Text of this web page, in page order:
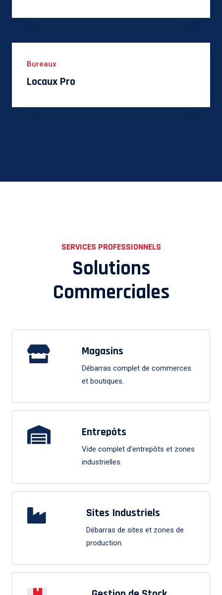
Bureaux
Locaux Pro
SERVICES PROFESSIONNELS
Solutions
Commerciales
Magasins
Débarras complet de commerces
et boutiques.
Entrepôts
Vide complet d'entrepôts et zones
industrielles.
Sites Industriels
Débarras de sites et zones de
production.